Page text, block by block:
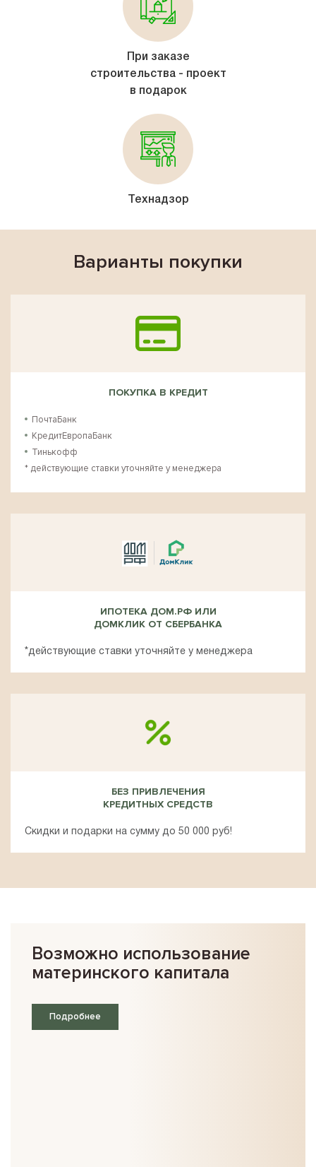
При заказе
строительства - проект
в подарок
Технадзор
Варианты покупки
ПОКУПКА В КРЕДИТ
ПочтаБанк
КредитЕвропаБанк
Тинькофф
* действующие ставки уточняйте у менеджера
ИПОТЕКА ДОМ.РФ ИЛИ
ДОМКЛИК ОТ СБЕРБАНКА
*действующие ставки уточняйте у менеджера
БЕЗ ПРИВЛЕЧЕНИЯ
КРЕДИТНЫХ СРЕДСТВ
Скидки и подарки на сумму до 50 000 руб!
Возможно использование
материнского капитала
Подробнее